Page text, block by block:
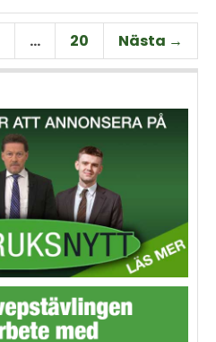
nyhetsuppdatering med en
rapport från
spannmålsmarknaden.
… 20 Nästa →